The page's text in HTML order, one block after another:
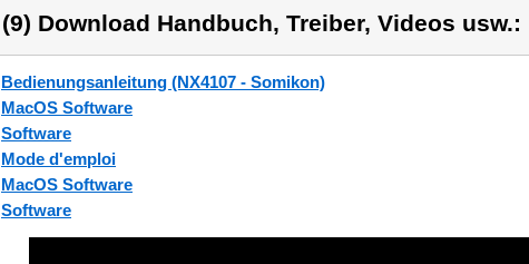
(9) Download Handbuch, Treiber, Videos usw.:
Bedienungsanleitung (NX4107 - Somikon)
MacOS Software
Software
Mode d'emploi
MacOS Software
Software